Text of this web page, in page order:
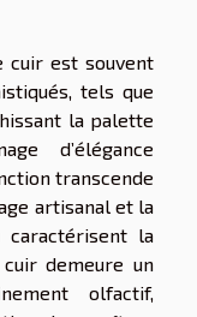
cuir est souvent
tels que
la palette
d’élégance
transcende
artisanal et la
caractérisent la
demeure un
olfactif,